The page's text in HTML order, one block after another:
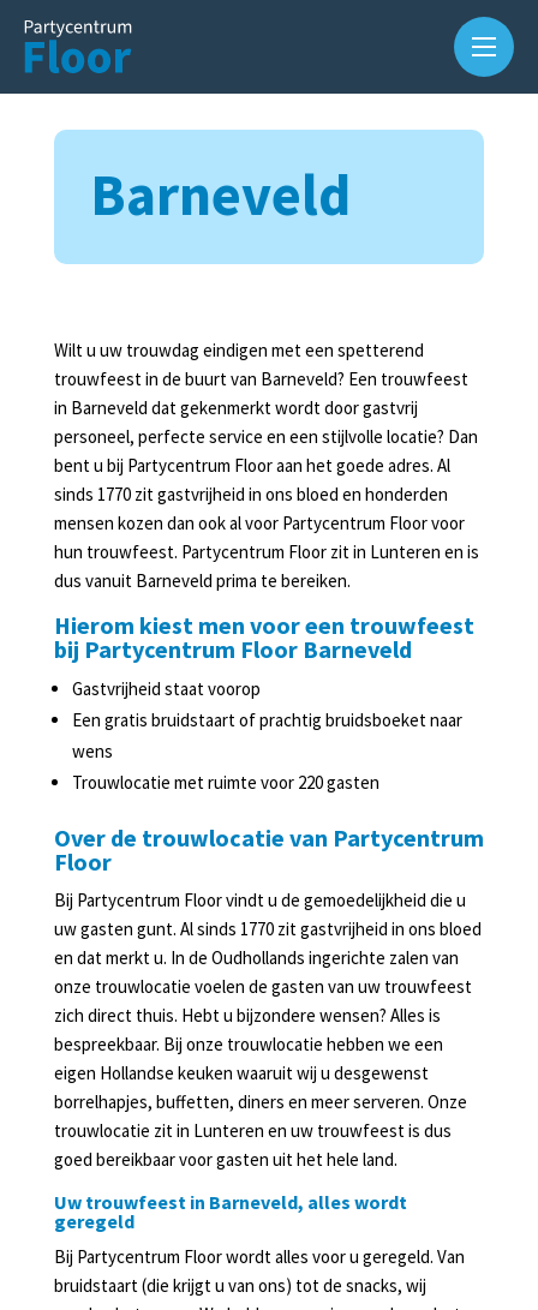
Over
ons
Waarom
Partycentrum
Floor?
Slijterij
in
Lunteren
Agenda
Barneveld
Wilt u uw trouwdag eindigen met een spetterend
trouwfeest in de buurt van Barneveld? Een trouwfeest
in Barneveld dat gekenmerkt wordt door gastvrij
personeel, perfecte service en een stijlvolle locatie? Dan
bent u bij Partycentrum Floor aan het goede adres. Al
sinds 1770 zit gastvrijheid in ons bloed en honderden
mensen kozen dan ook al voor Partycentrum Floor voor
hun trouwfeest. Partycentrum Floor zit in Lunteren en is
dus vanuit Barneveld prima te bereiken.
Hierom kiest men voor een trouwfeest
bij Partycentrum Floor Barneveld
Gastvrijheid staat voorop
Een gratis bruidstaart of prachtig bruidsboeket naar
wens
Trouwlocatie met ruimte voor 220 gasten
Over de trouwlocatie van Partycentrum
Floor
Bij Partycentrum Floor vindt u de gemoedelijkheid die u
uw gasten gunt. Al sinds 1770 zit gastvrijheid in ons bloed
en dat merkt u. In de Oudhollands ingerichte zalen van
onze trouwlocatie voelen de gasten van uw trouwfeest
zich direct thuis. Hebt u bijzondere wensen? Alles is
bespreekbaar. Bij onze trouwlocatie hebben we een
eigen Hollandse keuken waaruit wij u desgewenst
borrelhapjes, buffetten, diners en meer serveren. Onze
trouwlocatie zit in Lunteren en uw trouwfeest is dus
goed bereikbaar voor gasten uit het hele land.
Uw trouwfeest in Barneveld, alles wordt
geregeld
Bij Partycentrum Floor wordt alles voor u geregeld. Van
bruidstaart (die krijgt u van ons) tot de snacks, wij